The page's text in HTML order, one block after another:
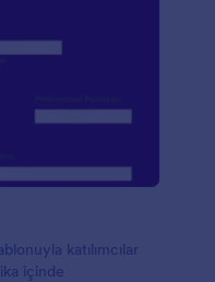
katılımcılar
içinde